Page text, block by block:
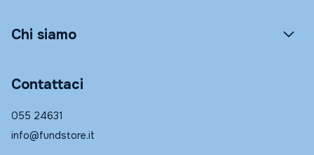
Chi siamo
Contattaci
055 24631
info@fundstore.it